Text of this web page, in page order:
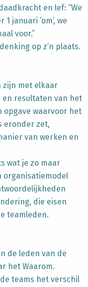
en lef: “We
januari ‘om’, we
voor.”
op z’n plaats.
zijn met elkaar
en resultaten van het
opgave waarvoor het
eronder zet,
van werken en
wat je zo maar
organisatiemodel
die eisen
teamleden.
de leden van de
het Waarom.
teams het verschil